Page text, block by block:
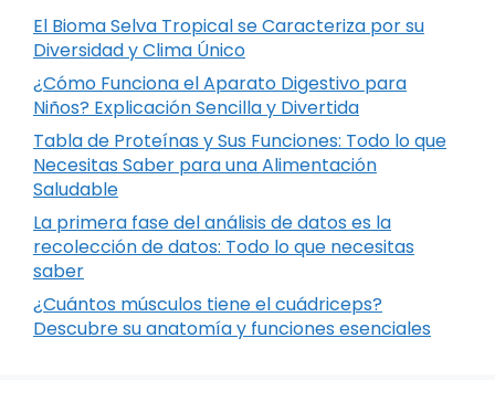
El Bioma Selva Tropical se Caracteriza por su
Diversidad y Clima Único
¿Cómo Funciona el Aparato Digestivo para
Niños? Explicación Sencilla y Divertida
Tabla de Proteínas y Sus Funciones: Todo lo que
Necesitas Saber para una Alimentación
Saludable
La primera fase del análisis de datos es la
recolección de datos: Todo lo que necesitas
saber
¿Cuántos músculos tiene el cuádriceps?
Descubre su anatomía y funciones esenciales